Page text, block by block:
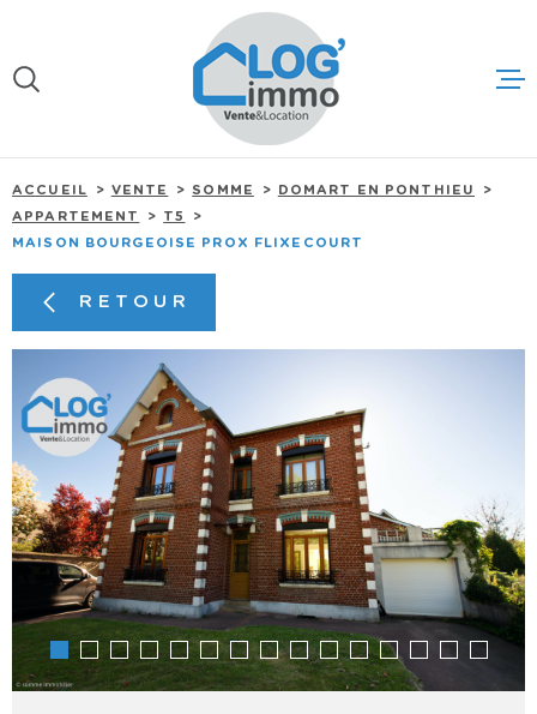
recherche
menu
principal
contenu
ACCUEIL
NOUS
ACCUEIL VENTE SOMME
DOMART EN PONTHIEU
APPARTEMENT
T5
MAISON BOURGEOISE PROX FLIXECOURT
RETOUR